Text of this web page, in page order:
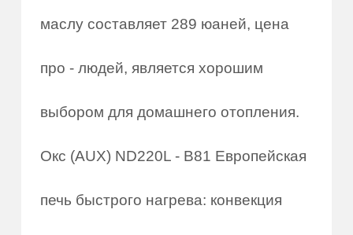
маслу составляет 289 юаней, цена
про - людей, является хорошим
выбором для домашнего отопления.
Окс (AUX) ND220L - B81 Европейская
печь быстрого нагрева: конвекция